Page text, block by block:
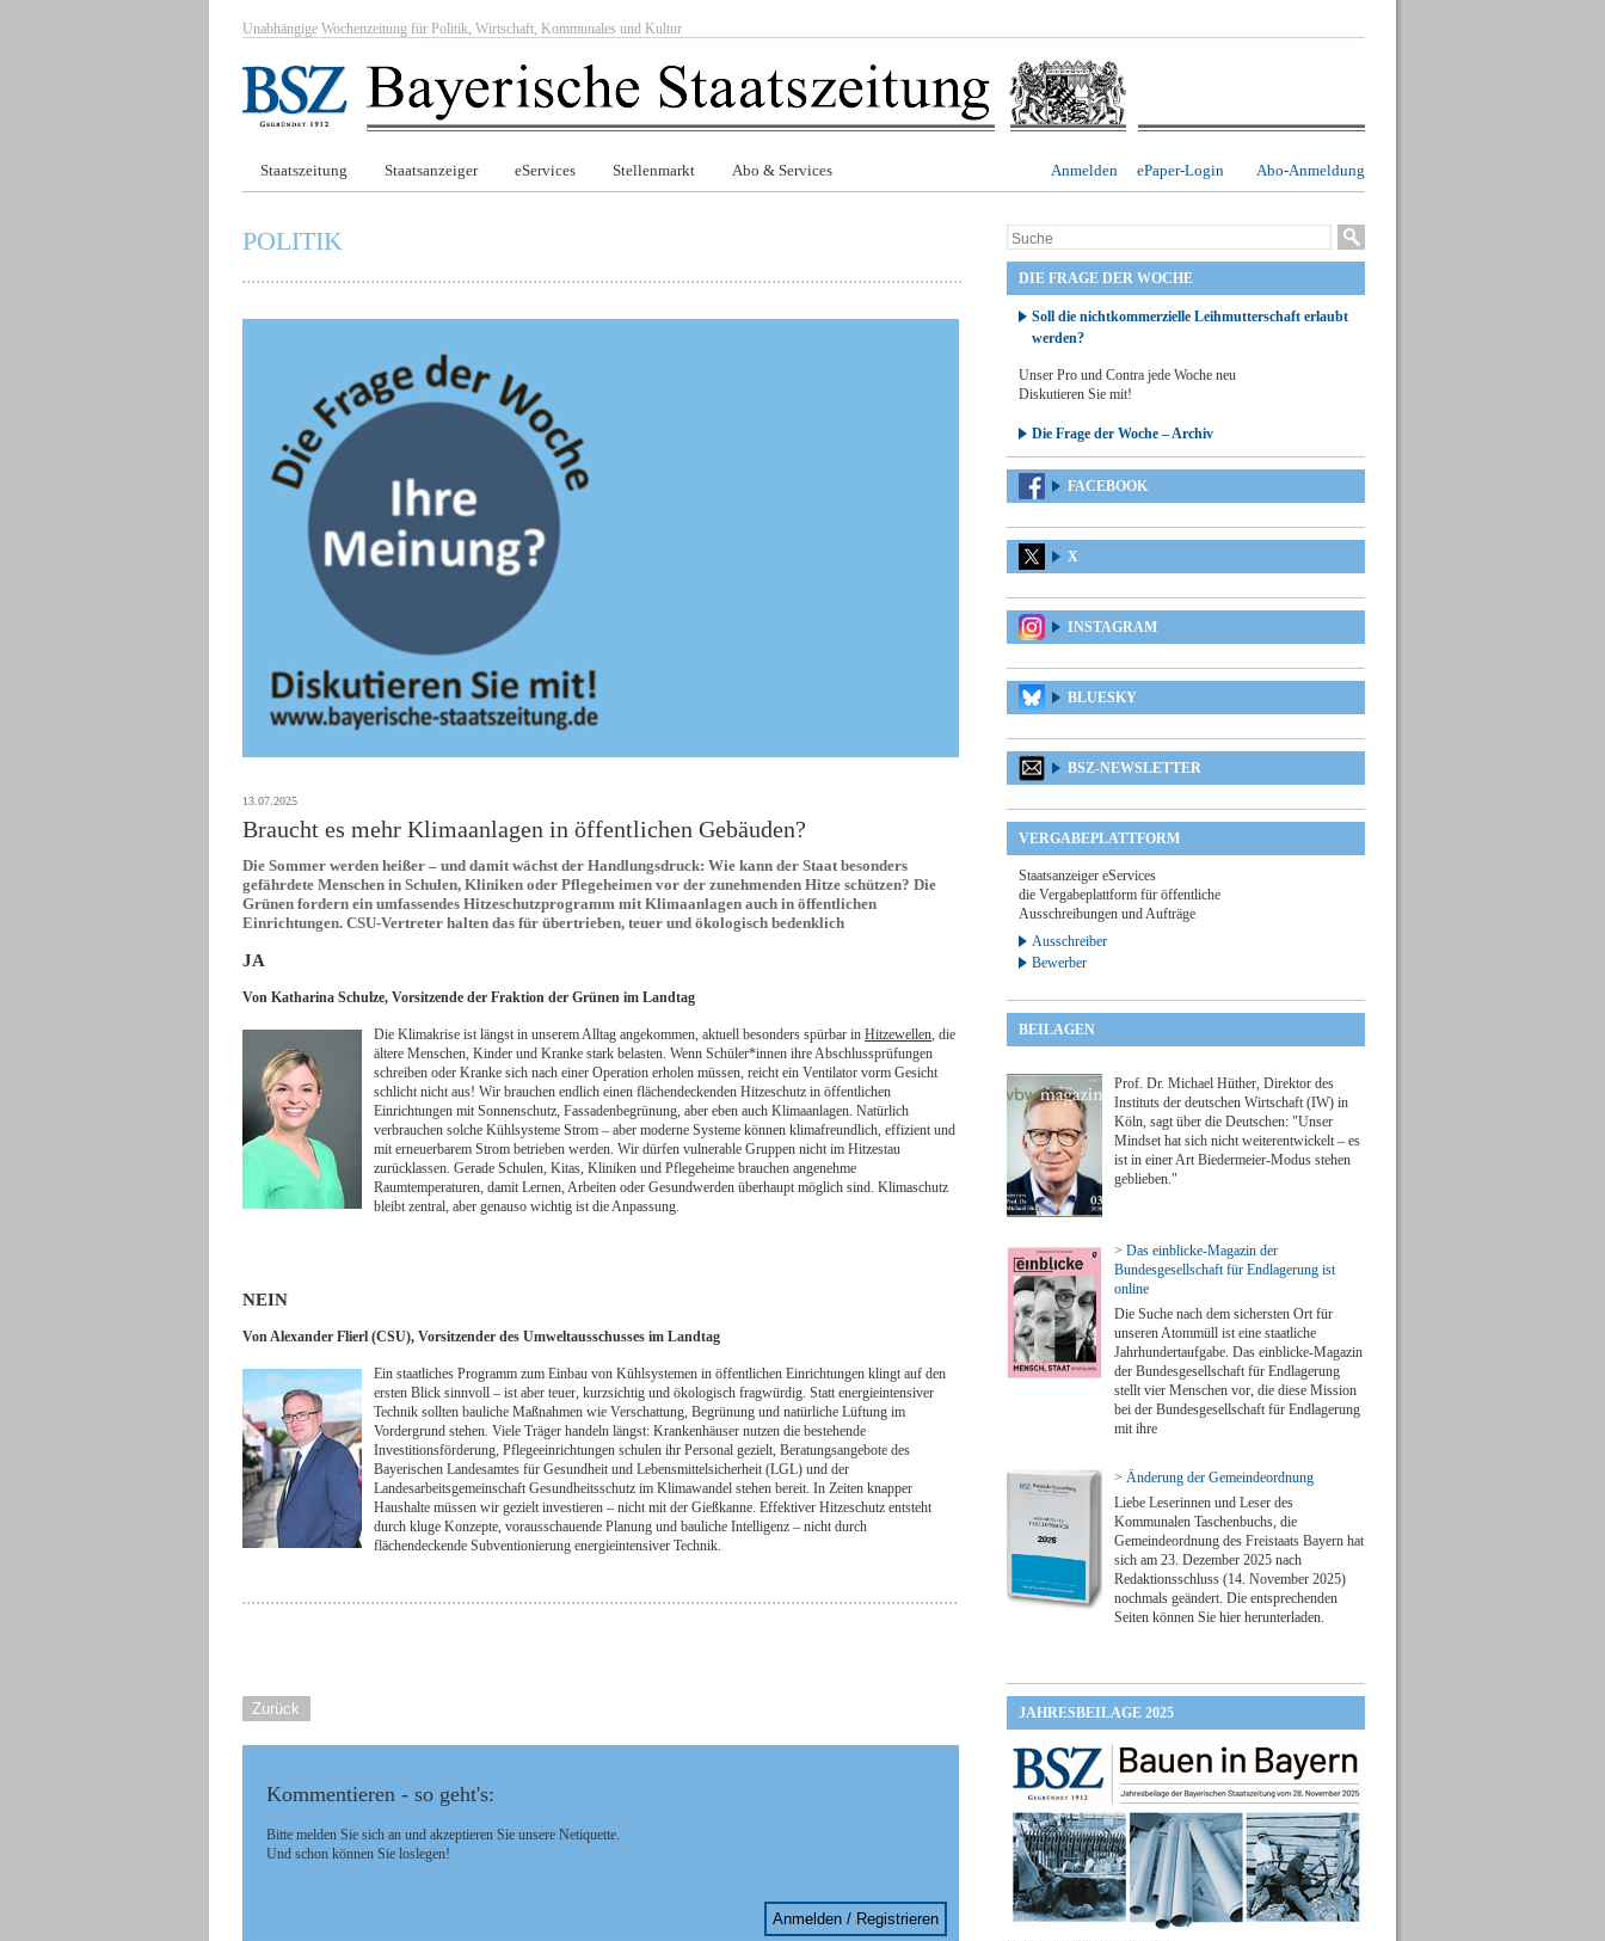
Unabhängige Wochenzeitung für Politik, Wirtschaft, Kommunales und Kultur
Abo-Anmeldung
ePaper-Login
Anmelden
Staatszeitung Staatsanzeiger eServices Stellenmarkt Abo & Services
POLITIK
13.07.2025
Braucht es mehr Klimaanlagen in öffentlichen Gebäuden?
Die Sommer werden heißer – und damit wächst der Handlungsdruck: Wie kann der Staat besonders
gefährdete Menschen in Schulen, Kliniken oder Pflegeheimen vor der zunehmenden Hitze schützen? Die
Grünen fordern ein umfassendes Hitzeschutzprogramm mit Klimaanlagen auch in öffentlichen
Einrichtungen. CSU-Vertreter halten das für übertrieben, teuer und ökologisch bedenklich
JA
Von Katharina Schulze, Vorsitzende der Fraktion der Grünen im Landtag
Die Klimakrise ist längst in unserem Alltag angekommen, aktuell besonders spürbar in Hitzewellen, die
ältere Menschen, Kinder und Kranke stark belasten. Wenn Schüler*innen ihre Abschlussprüfungen
schreiben oder Kranke sich nach einer Operation erholen müssen, reicht ein Ventilator vorm Gesicht
schlicht nicht aus! Wir brauchen endlich einen flächendeckenden Hitzeschutz in öffentlichen
Einrichtungen mit Sonnenschutz, Fassadenbegrünung, aber eben auch Klimaanlagen. Natürlich
verbrauchen solche Kühlsysteme Strom – aber moderne Systeme können klimafreundlich, effizient und
mit erneuerbarem Strom betrieben werden. Wir dürfen vulnerable Gruppen nicht im Hitzestau
zurücklassen. Gerade Schulen, Kitas, Kliniken und Pflegeheime brauchen angenehme
Raumtemperaturen, damit Lernen, Arbeiten oder Gesundwerden überhaupt möglich sind. Klimaschutz
bleibt zentral, aber genauso wichtig ist die Anpassung.
NEIN
Von Alexander Flierl (CSU), Vorsitzender des Umweltausschusses im Landtag
Ein staatliches Programm zum Einbau von Kühlsystemen in öffentlichen Einrichtungen klingt auf den
ersten Blick sinnvoll – ist aber teuer, kurzsichtig und ökologisch fragwürdig. Statt energieintensiver
Technik sollten bauliche Maßnahmen wie Verschattung, Begrünung und natürliche Lüftung im
Vordergrund stehen. Viele Träger handeln längst: Krankenhäuser nutzen die bestehende
Investitionsförderung, Pflegeeinrichtungen schulen ihr Personal gezielt, Beratungsangebote des
Bayerischen Landesamtes für Gesundheit und Lebensmittelsicherheit (LGL) und der
Landesarbeitsgemeinschaft Gesundheitsschutz im Klimawandel stehen bereit. In Zeiten knapper
Haushalte müssen wir gezielt investieren – nicht mit der Gießkanne. Effektiver Hitzeschutz entsteht
durch kluge Konzepte, vorausschauende Planung und bauliche Intelligenz – nicht durch
flächendeckende Subventionierung energieintensiver Technik.
Zurück
Kommentieren - so geht's:
Bitte melden Sie sich an und akzeptieren Sie unsere Netiquette.
Und schon können Sie loslegen!
Anmelden / Registrieren
DIE FRAGE DER WOCHE
Soll die nichtkommerzielle Leihmutterschaft erlaubt
werden?
Unser Pro und Contra jede Woche neu
Diskutieren Sie mit!
Die Frage der Woche – Archiv
FACEBOOK
X
INSTAGRAM
BLUESKY
BSZ-NEWSLETTER
VERGABEPLATTFORM
Staatsanzeiger eServices
die Vergabeplattform für öffentliche
Ausschreibungen und Aufträge
Ausschreiber
Bewerber
BEILAGEN
Prof. Dr. Michael Hüther, Direktor des
Instituts der deutschen Wirtschaft (IW) in
Köln, sagt über die Deutschen: "Unser
Mindset hat sich nicht weiterentwickelt – es
ist in einer Art Biedermeier-Modus stehen
geblieben."
> Das einblicke-Magazin der
Bundesgesellschaft für Endlagerung ist
online
Die Suche nach dem sichersten Ort für
unseren Atommüll ist eine staatliche
Jahrhundertaufgabe. Das einblicke-Magazin
der Bundesgesellschaft für Endlagerung
stellt vier Menschen vor, die diese Mission
bei der Bundesgesellschaft für Endlagerung
mit ihre
> Änderung der Gemeindeordnung
Liebe Leserinnen und Leser des
Kommunalen Taschenbuchs, die
Gemeindeordnung des Freistaats Bayern hat
sich am 23. Dezember 2025 nach
Redaktionsschluss (14. November 2025)
nochmals geändert. Die entsprechenden
Seiten können Sie hier herunterladen.
JAHRESBEILAGE 2025